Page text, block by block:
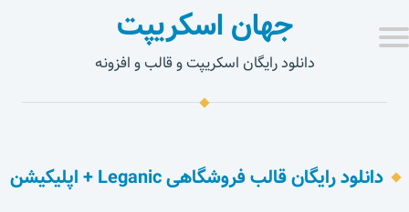
جهان اسکریپت
دانلود رایگان اسکریپت و قالب و افزونه
دانلود رایگان قالب فروشگاهی Leganic + اپلیکیشن